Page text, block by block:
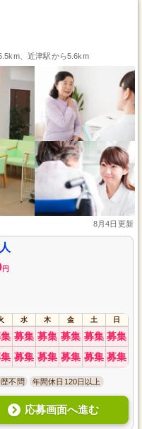
、近津駅から5.6km
8月4日更新
円
水 木 金 土 日
募集 募集 募集 募集 募集
募集 募集 募集 募集 募集
不問 年間休日120日以上
応募画面へ進む